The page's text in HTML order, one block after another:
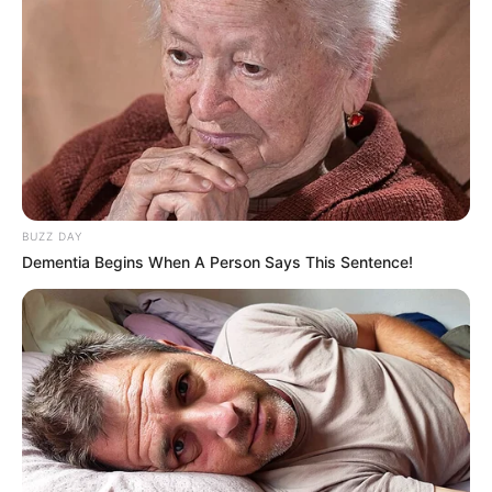
BUZZ DAY
Dementia Begins When A Person Says This Sentence!